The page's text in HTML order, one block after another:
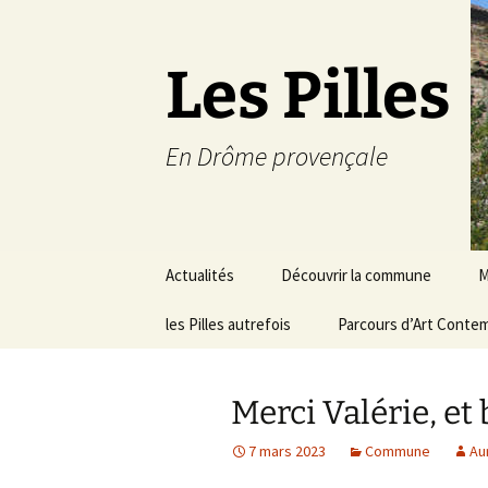
Les Pilles
En Drôme provençale
Aller
contenu
Actualités Découvrir la commune
Le mot du maire
Plans du village
les Pilles autrefois Parcours d’Art
Merci Valérie, et
7 mars 2023 Commune